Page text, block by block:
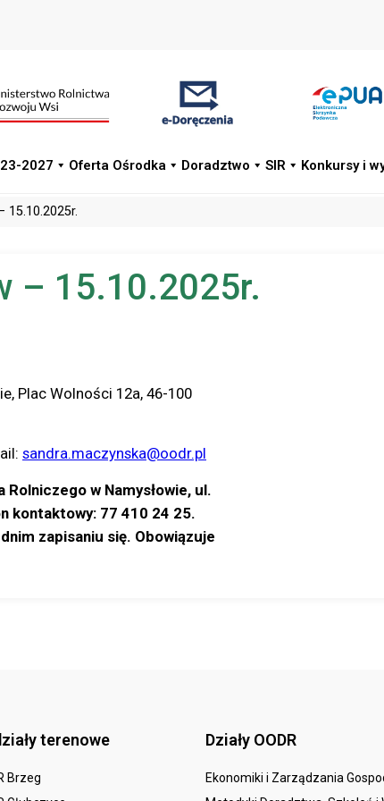
2027 Oferta Ośrodka Doradztwo SIR Konkursy i
15.10.2025r.
– 15.10.2025r.
Plac Wolności 12a, 46-100
sandra.maczynska@oodr.pl
w Namysłowie, ul.
kontaktowy: 77 410 24 25.
zapisaniu się. Obowiązuje
terenowe
Brzeg
Działy OODR
Ekonomiki i Zarządzania